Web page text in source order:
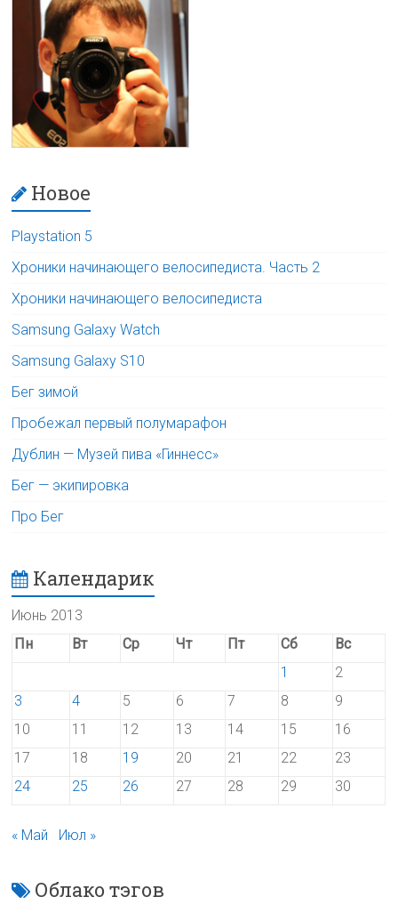
Новое
Playstation 5
Хроники начинающего велосипедиста. Часть 2
Хроники начинающего велосипедиста
Samsung Galaxy Watch
Samsung Galaxy S10
Бег зимой
Пробежал первый полумарафон
Дублин — Музей пива «Гиннесс»
Бег — экипировка
Про Бег
Календарик
Июнь 2013
Пн
Вт Ср Чт Пт Сб
Вс
1
2
3
4 5 6 7 8
9
10
11 12 13 14 15
16
17
18 19 20 21 22
23
24
25 26 27 28 29 30
« Май Июл »
Облако тэгов